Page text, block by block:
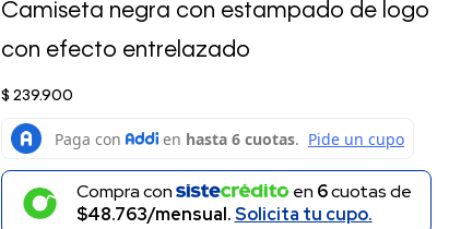
Camiseta negra con estampado de logo
con efecto entrelazado
$ 239.900
Compra con en 6cuotas de
$48.763/mensual.Solicita tu cupo.